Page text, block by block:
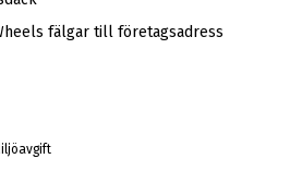
fälgar till företagsadress